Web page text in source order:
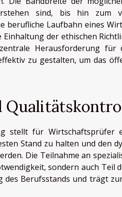
sind, bis hin zum
berufliche Laufbahn eines
Einhaltung der ethischen
Herausforderung
zu gestalten, um das
stellt für Wirtschaftsprüfer
Stand zu halten und den
Die Teilnahme an
sondern auch Teil
Berufsstands und trägt